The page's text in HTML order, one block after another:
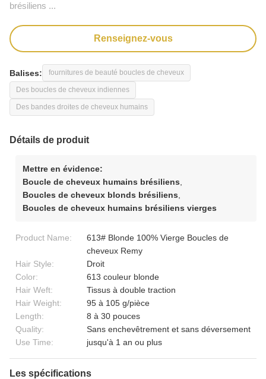
brésiliens ...
Renseignez-vous
Balises: fournitures de beauté boucles de cheveux
Des boucles de cheveux indiennes
Des bandes droites de cheveux humains
Détails de produit
Mettre en évidence:
Boucle de cheveux humains brésiliens
Boucles de cheveux blonds brésiliens
Boucles de cheveux humains brésiliens vierges
Product Name:
613# Blonde 100% Vierge Boucles de
cheveux Remy
Hair Style:
Droit
Color:
613 couleur blonde
Hair Weft:
Tissus à double traction
Hair Weight:
95 à 105 g/pièce
Length:
8 à 30 pouces
Quality:
Sans enchevêtrement et sans déversement
Use Time:
jusqu'à 1 an ou plus
Les spécifications